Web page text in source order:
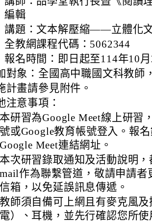
編輯
講題：文本解壓縮——立體化
全教網課程代碼：5062344
報名時間：即日起至114年10
對象：全國高中職國文科教師
計畫請參見附件。
注意事項：
本研習為Google Meet線上研習
號或Google教育帳號登入。報
Google Meet連結網址。
本次研習錄取通知及活動說明
mail作為聯繫管道，敬請申請者
信箱，以免延誤訊息傳遞。
教師須自備可上網且有麥克風
電）、耳機，並先行確認您所